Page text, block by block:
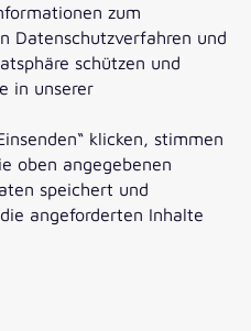
zum
Datenschutzverfahren und
schützen und
in unserer
klicken, stimmen
oben angegebenen
speichert und
angeforderten Inhalte